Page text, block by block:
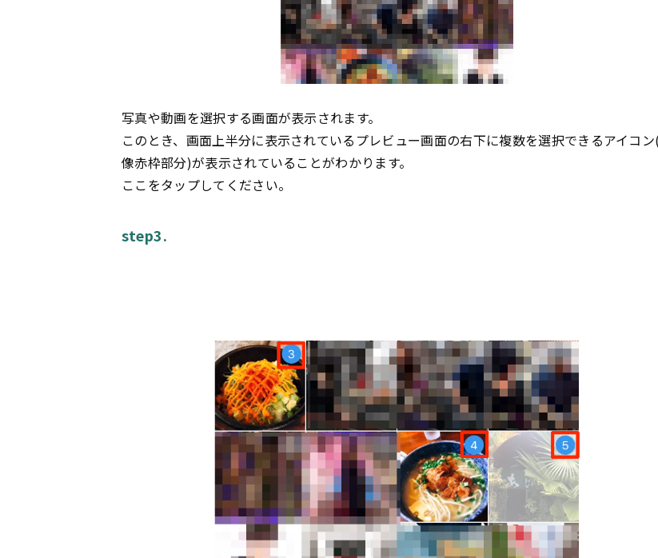
写真や動画を選択する画面が表示されます。
このとき、画面上半分に表示されているプレビュー画面の右下に複数を選択できるアイコン
像赤枠部分)が表示されていることがわかります。
ここをタップしてください。
step3.